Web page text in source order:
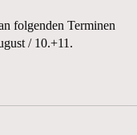
folgenden Terminen
/ 10.+11.